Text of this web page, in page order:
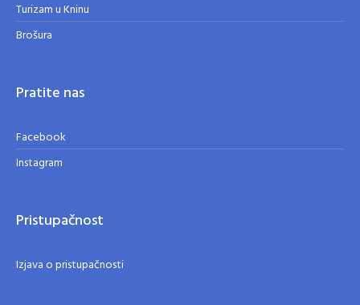
Turizam u Kninu
Brošura
Pratite nas
Facebook
Instagram
Pristupačnost
Izjava o pristupačnosti